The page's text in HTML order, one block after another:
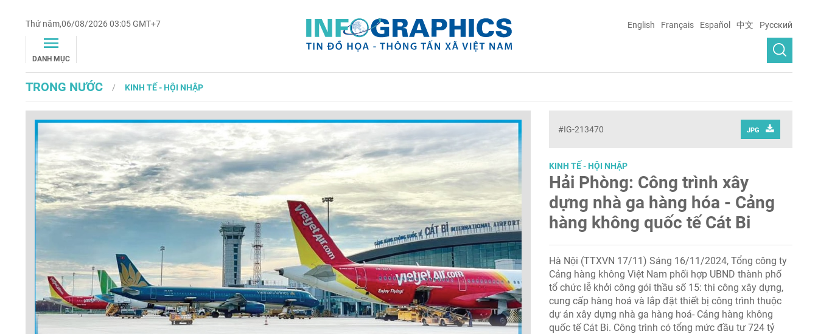
Thứ năm,06/08/2026 03:05 GMT+7
DANH MỤC
English Français Español 中文 Русский
TRONG NƯỚC KINH TẾ - HỘI NHẬP
#IG-213470 JPG
KINH TẾ - HỘI NHẬP
Hải Phòng: Công trình xây
dựng nhà ga hàng hóa - Cảng
hàng không quốc tế Cát Bi
Hà Nội (TTXVN 17/11) Sáng 16/11/2024, Tổng công ty
Cảng hàng không Việt Nam phối hợp UBND thành phố
tổ chức lễ khởi công gói thầu số 15: thi công xây dựng,
cung cấp hàng hoá và lắp đặt thiết bị công trình thuộc
dự án xây dựng nhà ga hàng hoá- Cảng hàng không
quốc tế Cát Bi. Công trình có tổng mức đầu tư 724 tỷ